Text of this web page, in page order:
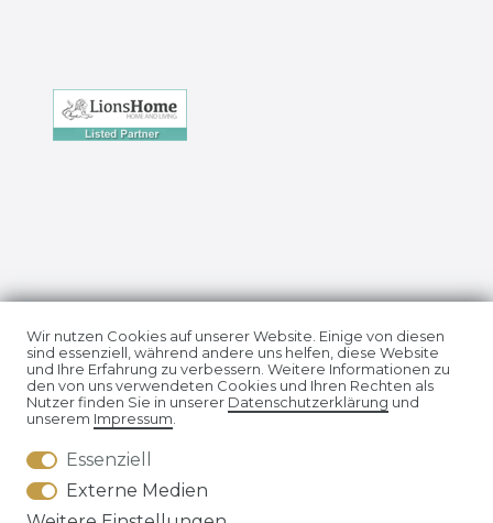
Impressum Daten­schutz­erklärung
AGB
Wir nutzen Cookies auf unserer Website. Einige von diesen
sind essenziell, während andere uns helfen, diese Website
und Ihre Erfahrung zu verbessern. Weitere Informationen zu
den von uns verwendeten Cookies und Ihren Rechten als
Nutzer finden Sie in unserer Daten­schutz­erklärung und
unserem Impressum.
Essenziell
Externe Medien